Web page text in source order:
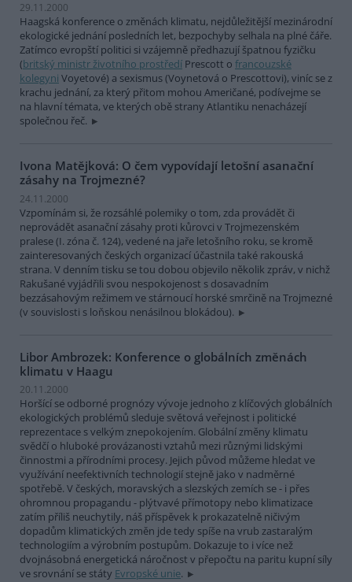
29.11.2000
Haagská konference o změnách klimatu, nejdůležitější mezinárodní
ekologické jednání posledních let, bezpochyby selhala na plné čáře.
Zatímco evropští politici si vzájemně předhazují špatnou fyzičku
(britský ministr životního prostředí Prescott o francouzské
kolegyni Voyetové) a sexismus (Voynetová o Prescottovi), viníc se z
krachu jednání, za který přitom mohou Američané, podívejme se
na hlavní témata, ve kterých obě strany Atlantiku nenacházejí
společnou řeč.
Ivona Matějková: O čem vypovídají letošní asanační
zásahy na Trojmezné?
24.11.2000
Vzpomínám si, že rozsáhlé polemiky o tom, zda provádět či
neprovádět asanační zásahy proti kůrovci v Trojmezenském
pralese (I. zóna č. 124), vedené na jaře letošního roku, se kromě
zainteresovaných českých organizací účastnila také rakouská
strana. V denním tisku se tou dobou objevilo několik zpráv, v nichž
Rakušané vyjádřili svou nespokojenost s dosavadním
bezzásahovým režimem ve stárnoucí horské smrčině na Trojmezné
(v souvislosti s loňskou nenásilnou blokádou).
Libor Ambrozek: Konference o globálních změnách
klimatu v Haagu
20.11.2000
Horšící se odborné prognózy vývoje jednoho z klíčových globálních
ekologických problémů sleduje světová veřejnost i politické
reprezentace s velkým znepokojením. Globální změny klimatu
svědčí o hluboké provázanosti vztahů mezi různými lidskými
činnostmi a přírodními procesy. Jejich původ můžeme hledat ve
využívání neefektivních technologií stejně jako v nadměrné
spotřebě. V českých, moravských a slezských zemích se - i přes
ohromnou propagandu - plýtvavé přímotopy nebo klimatizace
zatím příliš neuchytily, náš příspěvek k prokazatelně ničivým
dopadům klimatických změn jde tedy spíše na vrub zastaralým
technologiím a výrobním postupům. Dokazuje to i více než
dvojnásobná energetická náročnost v přepočtu na paritu kupní síly
ve srovnání se státy Evropské unie.